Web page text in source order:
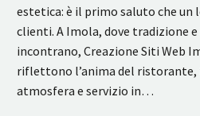
estetica: è il primo saluto che un
clienti. A Imola, dove tradizione
incontrano, Creazione Siti Web
riflettono l’anima del ristorante,
atmosfera e servizio in…